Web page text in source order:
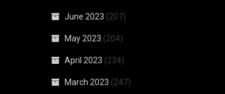
June 2023 (207)
May 2023 (204)
April 2023 (234)
March 2023 (247)